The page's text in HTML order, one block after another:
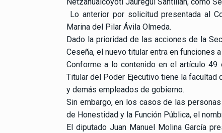
Netzahualcóyotl Jáuregui Santillán, como
Lo anterior por solicitud presentada al
Marina del Pilar Ávila Olmeda.
Dado la prioridad de las acciones de la
Ceseña, el nuevo titular entra en funciones
Conforme a lo contenido en el artículo 49
Titular del Poder Ejecutivo tiene la
y demás empleados de gobierno.
Sin embargo, en los casos de las
de Honestidad y la Función Pública, el
El diputado Juan Manuel Molina García